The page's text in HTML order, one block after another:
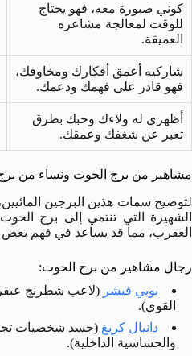
كوني صبورة معه، فهو يحتاج
للوقت لمعالجة مشاعره
العميقة.
شاركيه أعمق أفكارك ومخاوفك،
فهو قادر على فهمك ودعمك.
أظهري له ولاءك وحبك بطرق
تعبر عن شغفك وعمقك.
مشاهير من برج الحوت ونساء من
لتوضيح سمات هذين البرجين
الشهيرة التي تنتمي إلى برج
العقرب، مما قد يساعد في فهم بعض
رجال مشاهير من برج الحوت:
بوبي فيشر (لاعب شطرنج
القوي).
دانيال كريغ (جسد شخصيات
والحساسية الداخلية).